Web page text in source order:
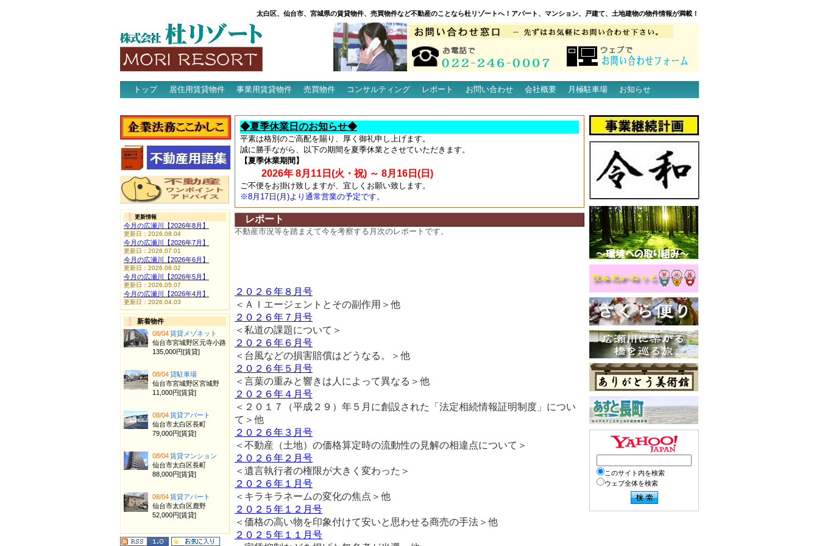
太白区、仙台市、宮城県の賃貸物件、売買物件など不動産のことなら杜リゾートへ！アパート、マンション、戸建て、土地建物の物件情報が満載！
トップ 居住用賃貸物件 事業用賃貸物件 売買物件 コンサルティング レポート お問い合わせ 会社概要 月極駐車場
お知らせ
◆夏季休業日のお知らせ◆
平素は格別のご高配を賜り、厚く御礼申し上げます。
誠に勝手ながら、以下の期間を夏季休業とさせていただきます。
【夏季休業期間】
2026年 8月11日(火・祝) ～ 8月16日(日)
ご不便をお掛け致しますが、宜しくお願い致します。
※8月17日(月)より通常営業の予定です。
レポート
不動産市況等を踏まえて今を考察する月次のレポートです。
２０２６年８月号
＜ＡＩエージェントとその副作用＞他
２０２６年７月号
＜私道の課題について＞
２０２６年６月号
＜台風などの損害賠償はどうなる。＞他
２０２６年５月号
＜言葉の重みと響きは人によって異なる＞他
２０２６年４月号
＜２０１７（平成２９）年５月に創設された「法定相続情報証明制度」につい
て＞他
２０２６年３月号
＜不動産（土地）の価格算定時の流動性の見解の相違点について＞
２０２６年２月号
＜遺言執行者の権限が大きく変わった＞
２０２６年１月号
＜キラキラネームの変化の焦点＞他
２０２５年１２月号
＜価格の高い物を印象付けて安いと思わせる商売の手法＞他
２０２５年１１月号
更新情報
今月の広瀬川【2026年8月】
更新日：2026.08.04
今月の広瀬川【2026年7月】
更新日：2026.07.01
今月の広瀬川【2026年6月】
更新日：2026.06.02
今月の広瀬川【2026年5月】
更新日：2026.05.07
今月の広瀬川【2026年4月】
更新日：2026.04.03
新着物件
08/04賃貸メゾネット
仙台市宮城野区元寺小路
135,000円[賃貸]
08/04貸駐車場
仙台市宮城野区宮城野
11,000円[賃貸]
08/04賃貸アパート
仙台市太白区長町
79,000円[賃貸]
08/04賃貸マンション
仙台市太白区長町
88,000円[賃貸]
08/04賃貸アパート
仙台市太白区鹿野
52,000円[賃貸]
このサイト内を検索
ウェブ全体を検索